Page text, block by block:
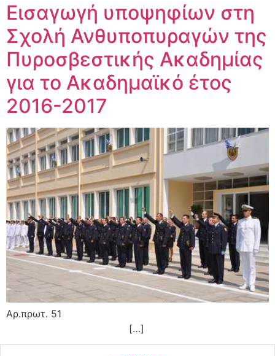
Εισαγωγή υποψηφίων στη
Σχολή Ανθυποπυραγών της
Πυροσβεστικής Ακαδημίας
για το Ακαδημαϊκό έτος
2016-2017
Αρ.πρωτ. 51
[…]